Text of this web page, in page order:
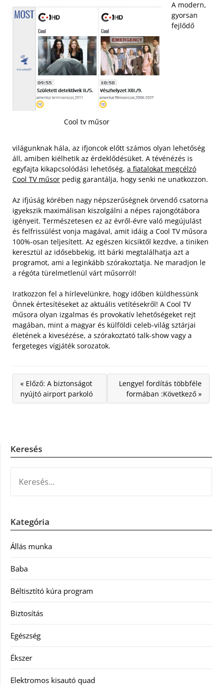
Cool tv műsor
A modern,
gyorsan
fejlődő
világunknak hála, az ifjoncok előtt számos olyan lehetőség
áll, amiben kiélhetik az érdeklődésüket. A tévénézés is
egyfajta kikapcsolódási lehetőség, a fiatalokat megcélzó
Cool TV műsor pedig garantálja, hogy senki ne unatkozzon.
Az ifjúság körében nagy népszerűségnek örvendő csatorna
igyekszik maximálisan kiszolgálni a népes rajongótábora
igényeit. Természetesen ez az évről-évre való megújulást
és felfrissülést vonja magával, amit idáig a Cool TV műsora
100%-osan teljesített. Az egészen kicsiktől kezdve, a tiniken
keresztül az idősebbekig, itt bárki megtalálhatja azt a
programot, ami a leginkább szórakoztatja. Ne maradjon le
a régóta türelmetlenül várt műsorról!
Iratkozzon fel a hírlevelünkre, hogy időben küldhessünk
Önnek értesítéseket az aktuális vetítésekről! A Cool TV
műsora olyan izgalmas és provokatív lehetőségeket rejt
magában, mint a magyar és külföldi celeb-világ sztárjai
életének a kivesézése, a szórakoztató talk-show vagy a
fergeteges vígjáték sorozatok.
« Előző: A biztonságot
nyújtó airport parkoló
Lengyel fordítás többféle
formában :Következő »
Keresés
Kategória
Állás munka
Baba
Béltisztító kúra program
Biztosítás
Egészség
Ékszer
Elektromos kisautó quad